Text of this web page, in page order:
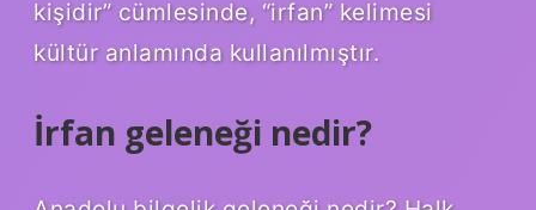
kişidir” cümlesinde, “irfan” kelimesi
kültür anlamında kullanılmıştır.
İrfan geleneği nedir?